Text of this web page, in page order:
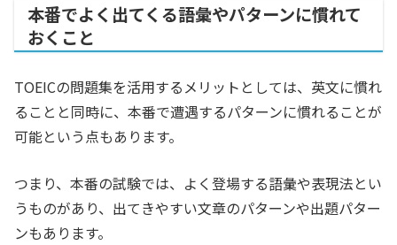
本番でよく出てくる語彙やパターンに慣れて
おくこと
TOEICの問題集を活用するメリットとしては、英文に慣れ
ることと同時に、本番で遭遇するパターンに慣れることが
可能という点もあります。
つまり、本番の試験では、よく登場する語彙や表現法とい
うものがあり、出てきやすい文章のパターンや出題パター
ンもあります。